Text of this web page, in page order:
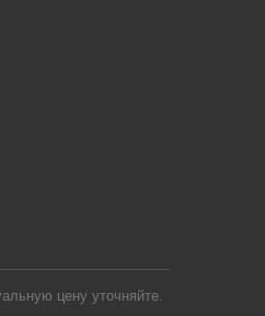
цену уточняйте.